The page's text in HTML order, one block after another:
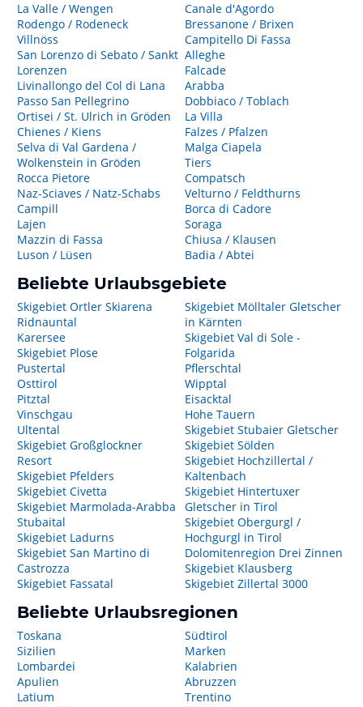
La Valle / Wengen
Rodengo / Rodeneck
Villnöss
San Lorenzo di Sebato / Sankt
Lorenzen
Livinallongo del Col di Lana
Passo San Pellegrino
Ortisei / St. Ulrich in Gröden
Chienes / Kiens
Selva di Val Gardena /
Wolkenstein in Gröden
Rocca Pietore
Naz-Sciaves / Natz-Schabs
Campill
Lajen
Mazzin di Fassa
Luson / Lüsen
Canale d'Agordo
Bressanone / Brixen
Campitello Di Fassa
Alleghe
Falcade
Arabba
Dobbiaco / Toblach
La Villa
Falzes / Pfalzen
Malga Ciapela
Tiers
Compatsch
Velturno / Feldthurns
Borca di Cadore
Soraga
Chiusa / Klausen
Badia / Abtei
Beliebte Urlaubsgebiete
Skigebiet Ortler Skiarena
Ridnauntal
Karersee
Skigebiet Plose
Pustertal
Osttirol
Pitztal
Vinschgau
Ultental
Skigebiet Großglockner
Resort
Skigebiet Pfelders
Skigebiet Civetta
Skigebiet Marmolada-Arabba
Stubaital
Skigebiet Ladurns
Skigebiet San Martino di
Castrozza
Skigebiet Fassatal
Skigebiet Mölltaler Gletscher
in Kärnten
Skigebiet Val di Sole -
Folgarida
Pflerschtal
Wipptal
Eisacktal
Hohe Tauern
Skigebiet Stubaier Gletscher
Skigebiet Sölden
Skigebiet Hochzillertal /
Kaltenbach
Skigebiet Hintertuxer
Gletscher in Tirol
Skigebiet Obergurgl /
Hochgurgl in Tirol
Dolomitenregion Drei Zinnen
Skigebiet Klausberg
Skigebiet Zillertal 3000
Beliebte Urlaubsregionen
Toskana
Sizilien
Lombardei
Apulien
Latium
Südtirol
Marken
Kalabrien
Abruzzen
Trentino